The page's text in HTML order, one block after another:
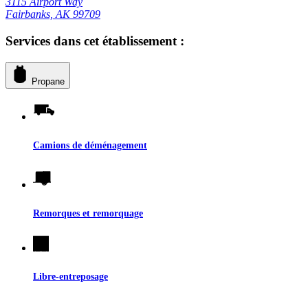
Fairbanks, AK 99709
Services dans cet établissement :
Propane
Camions de déménagement
Remorques et remorquage
Libre-entreposage